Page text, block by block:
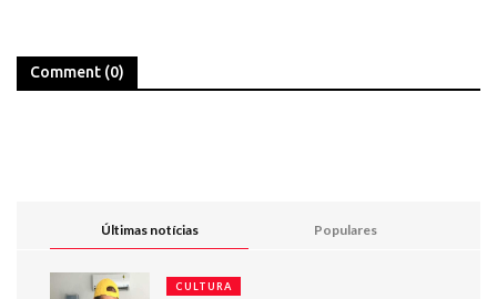
Comment (0)
Últimas notícias Populares
CULTURA